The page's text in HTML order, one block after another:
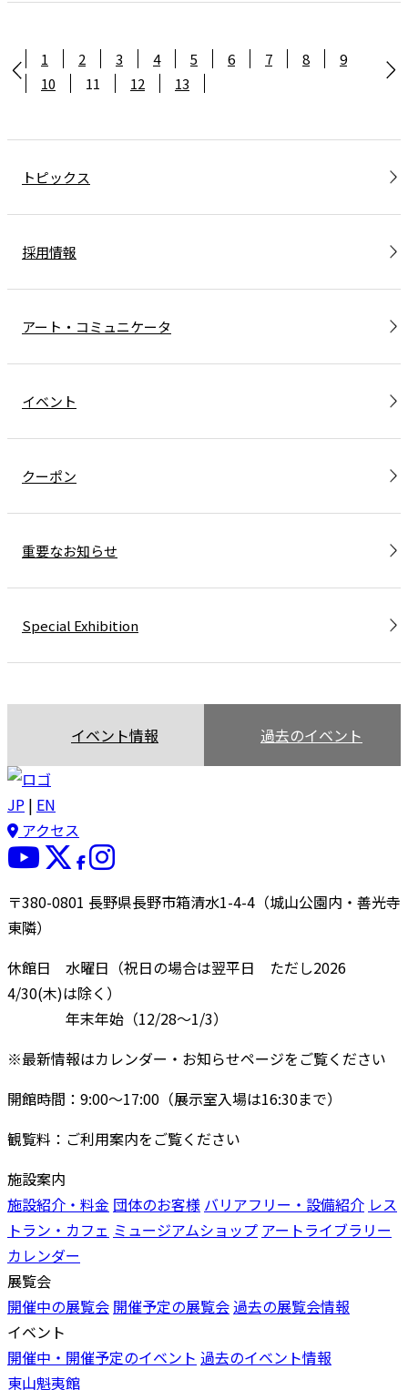
1 2 3 4 5 6 7 8
9
10
11 12 13
トピックス
採用情報
アート・コミュニケータ
イベント
クーポン
重要なお知らせ
Special Exhibition
イベント情報 過去のイベント
JP | EN
アクセス
〒380-0801 長野県長野市箱清水1-4-4（城山公園内・善光寺
東隣）
休館日 水曜日（祝日の場合は翌平日 ただし2026
4/30(木)は除く）
年末年始（12/28〜1/3）
※最新情報はカレンダー・お知らせページをご覧ください
開館時間：9:00〜17:00（展示室入場は16:30まで）
観覧料：ご利用案内をご覧ください
施設案内
施設紹介・料金 団体のお客様 バリアフリー・設備紹介 レス
トラン・カフェ ミュージアムショップ アートライブラリー
カレンダー
展覧会
開催中の展覧会 開催予定の展覧会過去の展覧会情報
イベント
開催中・開催予定のイベント 過去のイベント情報
東山魁夷館